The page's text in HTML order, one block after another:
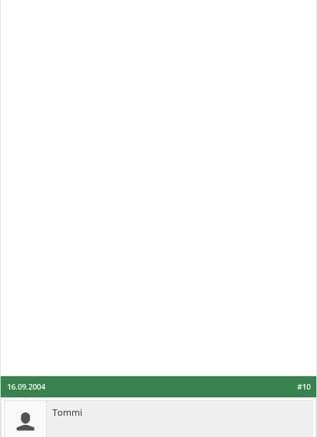
#10
16.09.2004
Tommi